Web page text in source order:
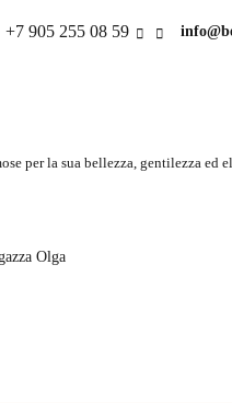
+7 905 255 08 59
per la sua bellezza, gentilezza ed
Olga